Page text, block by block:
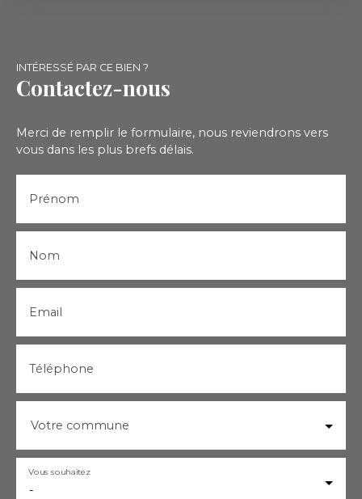
INTÉRESSÉ PAR CE BIEN ?
Contactez-nous
Merci de remplir le formulaire, nous reviendrons vers
vous dans les plus brefs délais.
Prénom
Nom
Email
Téléphone
Votre commune
-
Vous souhaitez